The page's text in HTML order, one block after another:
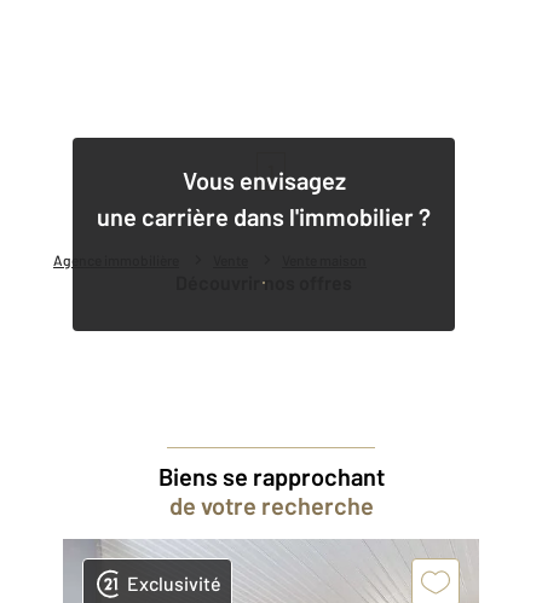
Agence immobilière
Vous envisagez
une carrière dans l'immobilier ?
Découvrir nos offres
Biens se rapprochant
de votre recherche
Exclusivité